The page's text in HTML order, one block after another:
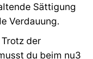
Sättigung
Verdauung.
Trotz der
du beim nu3